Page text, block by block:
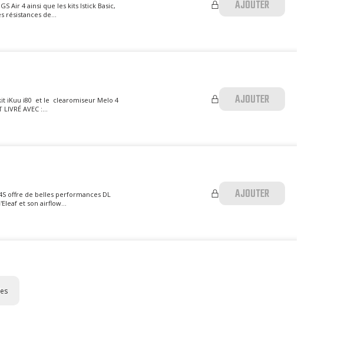
Air 4 ainsi que les kits Istick Basic,
de...
AJOUTER
iKuu i80 et le clearomiseur Melo 4
AVEC :...
AJOUTER
offre de belles performances DL
et son airflow...
AJOUTER